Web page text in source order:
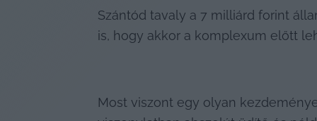
Szántód tavaly a 7 milliárd forint
is, hogy akkor a komplexum előtt
Most viszont egy olyan